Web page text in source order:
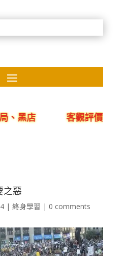
客觀評價YYLam林溢
之惡
| 終身學習 | 0 comments